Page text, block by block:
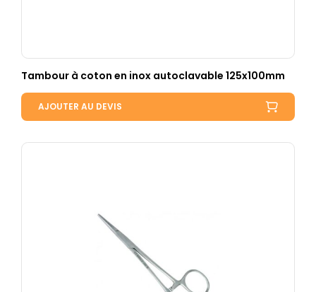
Tambour à coton en inox autoclavable 125x100mm
AJOUTER AU DEVIS